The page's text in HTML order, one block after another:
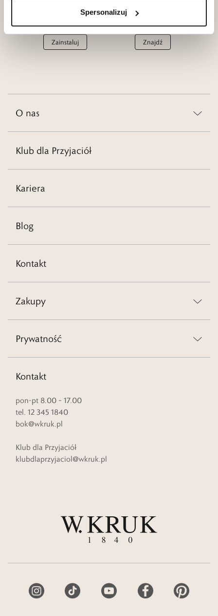
Spersonalizuj
Aplikacja
W.KRUK
Zainstaluj
Salony
W.KRUK
Znajdź
O nas
Klub dla Przyjaciół
Kariera
Blog
Kontakt
Zakupy
Prywatność
Kontakt
pon-pt 8.00 – 17.00
tel. 12 345 1840
bok@wkruk.pl
Klub dla Przyjaciół
klubdlaprzyjaciol@wkruk.pl